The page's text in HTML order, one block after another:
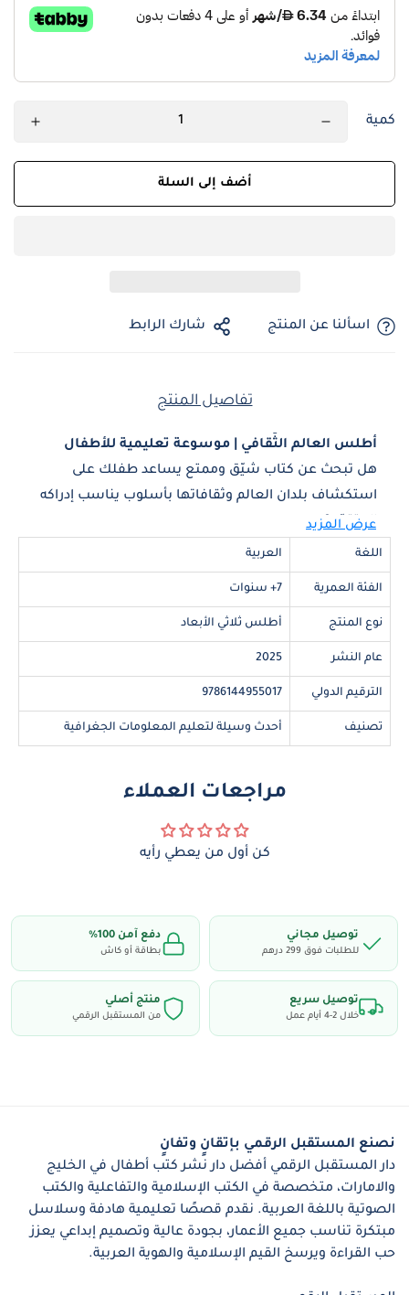
كمية
أضف إلى السلة
اسألنا عن المنتج شارك الرابط
تفاصيل المنتج
أطلس العالم الثّقافي | موسوعة تعليمية للأطفال
هل تبحث عن كتاب شيّق وممتع يساعد طفلك على
استكشاف بلدان العالم وثقافاتها بأسلوب يناسب إدراكه
المتقدّم؟
هذا الكتاب التفاعلي يقدّم للأطفال رحلة معرفية فريدة
يتعرّفون فيها على:
قارات العالم ومعالمه البارزة.
عادات الشعوب وثقافاتهم المختلفة.
محتوى مبسّط ورسوم توضيحية ملوّنة تعزز حب
الاستكشاف والمعرفة.
: الحيوانات الفريدة مثل الكنغر + دار أوبرا
: الأهرامات العظيمة وأبو الهول + التراث المصري.
السعودية : الكعبة المشرفة في مكة.
وغيرها: من الثقافات والمعالم الممتعة حول العالم.
يأتي مع نسخة صغيرة
الكتاب لسهولة الحمل والاستخدام.
أسلوب مبسّط يناسب الأطفال من عمر 7 سنوات وما
فوق.
عرض المزيد
اللغة العربية
الفئة العمرية 7+ سنوات
نوع المنتج أطلس ثلاثي الأبعاد
عام النشر 2025
الترقيم الدولي 9786144955017
تصنيف أحدث وسيلة لتعليم المعلومات الجغرافية
مراجعات العملاء
كن أول من يعطي رأيه
توصيل مجاني
للطلبات فوق 299 درهم
دفع آمن 100٪
بطاقة أو كاش
توصيل سريع
خلال 2-4 أيام عمل
منتج أصلي
من المستقبل الرقمي
نصنع المستقبل الرقمي بإتقانٍ وتفانٍ
دار المستقبل الرقمي أفضل دار نشر كتب أطفال في الخليج
والامارات، متخصصة في الكتب الإسلامية والتفاعلية والكتب
الصوتية باللغة العربية. نقدم قصصًا تعليمية هادفة وسلاسل
مبتكرة تناسب جميع الأعمار، بجودة عالية وتصميم إبداعي يعزز
حب القراءة ويرسخ القيم الإسلامية والهوية العربية.